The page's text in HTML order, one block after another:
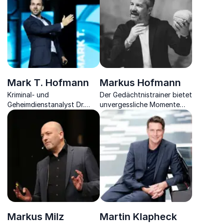
Mark T. Hofmann
Kriminal- und
Geheimdienstanalyst Dr.
Mark T. Hofmann zeigt, wie
wir Menschen lesen, Hacker
verstehen und zur
menschlichen Firewall
Markus Hofmann
Der Gedächtnistrainer bietet
unvergessliche Momente
und begeistert mit
Techniken, um Ihre
Hirnleistung zu steigern.
Markus Milz Martin Klapheck